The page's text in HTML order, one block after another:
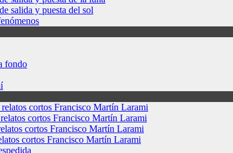
salida y puesta del sol
fondo
cortos Francisco Martín Larami
cortos Francisco Martín Larami
cortos Francisco Martín Larami
cortos Francisco Martín Larami